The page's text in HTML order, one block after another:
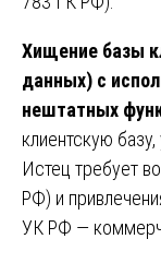
Хищение базы
данных) с
нештатных
клиентскую
Истец требует
РФ) и
УК РФ —